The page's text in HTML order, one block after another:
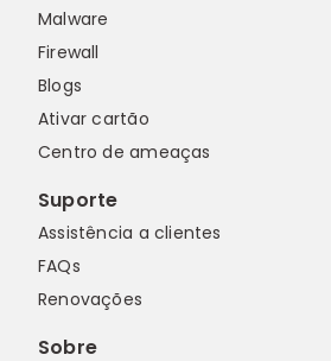
Malware
Firewall
Blogs
Ativar cartão
Centro de ameaças
Suporte
Assistência a clientes
FAQs
Renovações
Sobre